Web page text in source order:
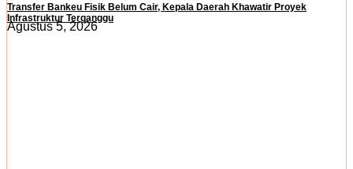
Transfer Bankeu Fisik Belum Cair, Kepala Daerah Khawatir Proyek
Infrastruktur Terganggu
Agustus 5, 2026